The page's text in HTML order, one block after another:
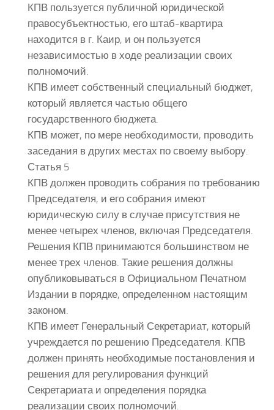
КПВ пользуется публичной юридической
правосубъектностью, его штаб-квартира
находится в г. Каир, и он пользуется
независимостью в ходе реализации своих
полномочий.
КПВ имеет собственный специальный бюджет,
который является частью общего
государственного бюджета.
КПВ может, по мере необходимости, проводить
заседания в других местах по своему выбору.
Статья 5
КПВ должен проводить собрания по требованию
Председателя, и его собрания имеют
юридическую силу в случае присутствия не
менее четырех членов, включая Председателя.
Решения КПВ принимаются большинством не
менее трех членов. Такие решения должны
опубликовываться в Официальном Печатном
Издании в порядке, определенном настоящим
законом.
КПВ имеет Генеральный Секретариат, который
учреждается по решению Председателя. КПВ
должен принять необходимые постановления и
решения для регулирования функций
Секретариата и определения порядка
реализации своих полномочий.